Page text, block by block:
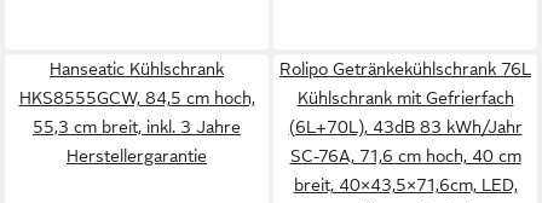
Hanseatic Kühlschrank
HKS8555GCW, 84,5 cm hoch,
55,3 cm breit, inkl. 3 Jahre
Herstellergarantie
Rolipo Getränkekühlschrank 76L
Kühlschrank mit Gefrierfach
(6L+70L), 43dB 83 kWh/Jahr
SC-76A, 71,6 cm hoch, 40 cm
breit, 40×43,5×71,6cm, LED,